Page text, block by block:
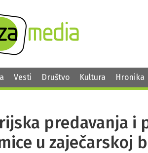
Vesti Društvo Kultura Hronika
predavanja i
u zaječarskoj